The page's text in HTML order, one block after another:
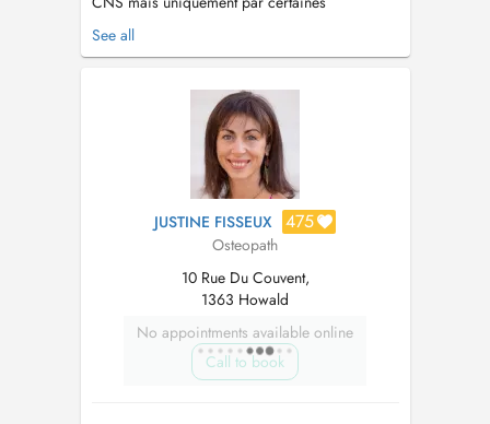
assurances privées (CMCM, Axa santé,
Médicis, DKV,...) Pour la kinésithérapie
rdv chez mes collègues....
See all
JUSTINE FISSEUX 475
Osteopath
10 Rue Du Couvent,
1363 Howald
No appointments available online
Call to book